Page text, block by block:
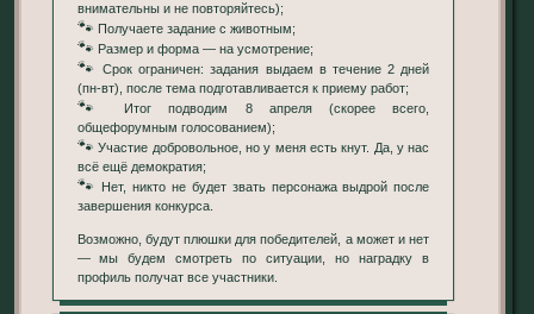
внимательны и не повторяйтесь);
🐾 Получаете задание с животным;
🐾 Размер и форма — на усмотрение;
🐾
Срок ограничен: задания выдаем в течение 2 дней
(пн-вт), после тема подготавливается к приему работ;
🐾
Итог подводим 8 апреля (скорее всего,
общефорумным голосованием);
🐾 Участие добровольное, но у меня есть кнут. Да, у нас
всё ещё демократия;
🐾
Нет, никто не будет звать персонажа выдрой после
завершения конкурса.
Возможно, будут плюшки для победителей, а может и нет
— мы будем смотреть по ситуации, но наградку в
профиль получат все участники.